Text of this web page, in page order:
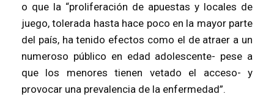
o que la “proliferación de apuestas y locales de
juego, tolerada hasta hace poco en la mayor parte
del país, ha tenido efectos como el de atraer a un
numeroso público en edad adolescente- pese a
que los menores tienen vetado el acceso- y
provocar una prevalencia de la enfermedad”.